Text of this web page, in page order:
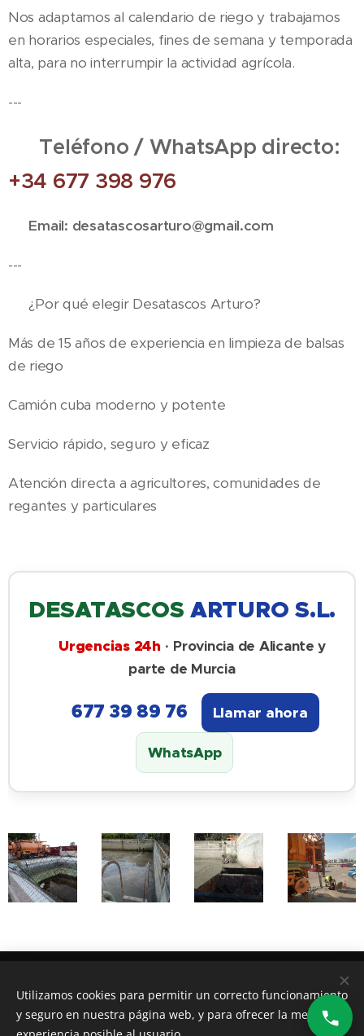
Nos adaptamos al calendario de riego y trabajamos
en horarios especiales, fines de semana y temporada
alta, para no interrumpir la actividad agrícola.
---
📞 Teléfono / WhatsApp directo:
+34 677 398 976
📧 Email: desatascosarturo@gmail.com
---
🔧 ¿Por qué elegir Desatascos Arturo?
Más de 15 años de experiencia en limpieza de balsas
de riego
Camión cuba moderno y potente
Servicio rápido, seguro y eficaz
Atención directa a agricultores, comunidades de
regantes y particulares
DESATASCOS ARTURO S.L.
🚨 Urgencias 24h· Provincia de Alicante y
parte de Murcia
📞 677 39 89 76 Llamar ahora
WhatsApp
, Pda.Maitino,Elche(+34) 677398976
Cookies
Utilizamos cookies para permitir un correcto funcionamiento
y seguro en nuestra página web, y para ofrecer la mejor